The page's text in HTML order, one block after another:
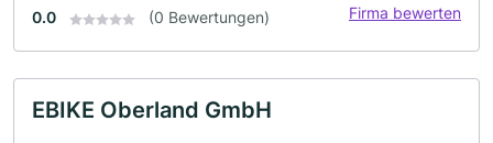
0.0 (0 Bewertungen) Firma bewerten
EBIKE Oberland GmbH